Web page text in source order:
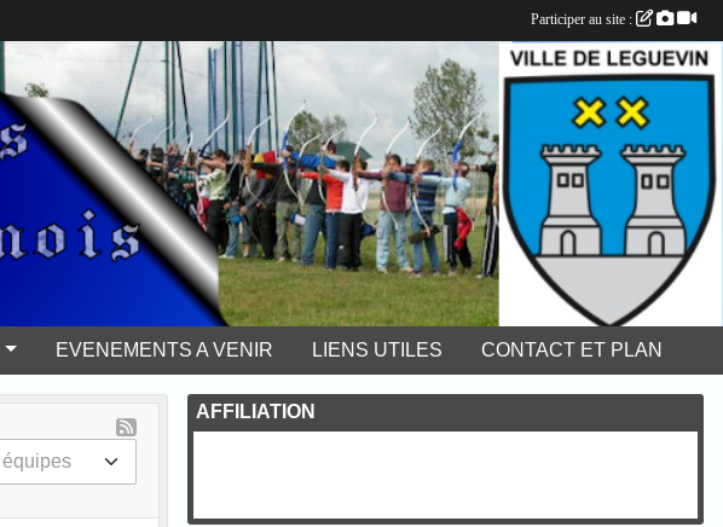
EVENEMENTS A VENIR LIENS UTILES CONTACT ET PLAN
AFFILIATION
Participer au site :